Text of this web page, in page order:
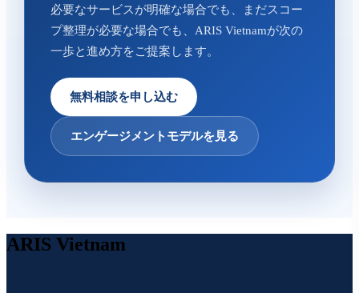
必要なサービスが明確な場合でも、まだスコー
プ整理が必要な場合でも、ARIS Vietnamが次の
一歩と進め方をご提案します。
無料相談を申し込む
エンゲージメントモデルを見る
ARIS Vietnam